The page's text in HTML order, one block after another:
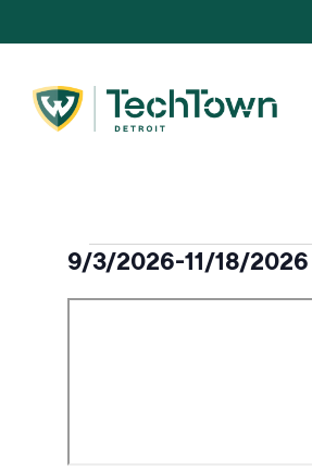
Eventos
9/3/2026-11/18/2026